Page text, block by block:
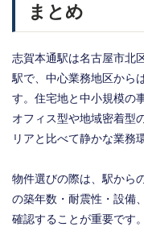
まとめ
志賀本通駅は名古屋市北
駅で、中心業務地区から
す。住宅地と中小規模の
オフィス型や地域密着型
リアと比べて静かな業務
物件選びの際は、駅から
の築年数・耐震性・設備
確認することが重要です